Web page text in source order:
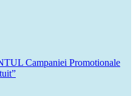
Campaniei Promotionale